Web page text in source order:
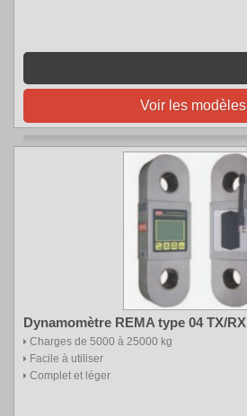
Voir les modèles
Dynamomètre REMA type 04 TX/RX
Charges de 5000 à 25000 kg
Facile à utiliser
Complet et léger